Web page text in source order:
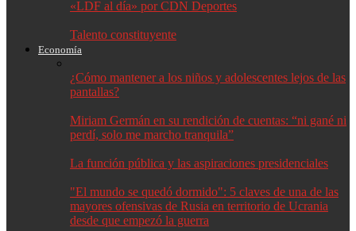
«LDF al día» por CDN Deportes
Talento constituyente
Economía
¿Cómo mantener a los niños y adolescentes lejos de las
pantallas?
Miriam Germán en su rendición de cuentas: “ni gané ni
perdí, solo me marcho tranquila”
La función pública y las aspiraciones presidenciales
"El mundo se quedó dormido": 5 claves de una de las
mayores ofensivas de Rusia en territorio de Ucrania
desde que empezó la guerra